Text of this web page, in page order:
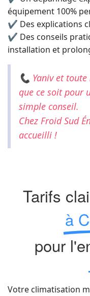
équipement 100%
✔ Des explications
✔ Des conseils
installation et
📞 Yaniv et toute
que ce soit pour
simple conseil.
Chez Froid Sud
accueilli !
Tarifs
à
pour
Votre climatisation